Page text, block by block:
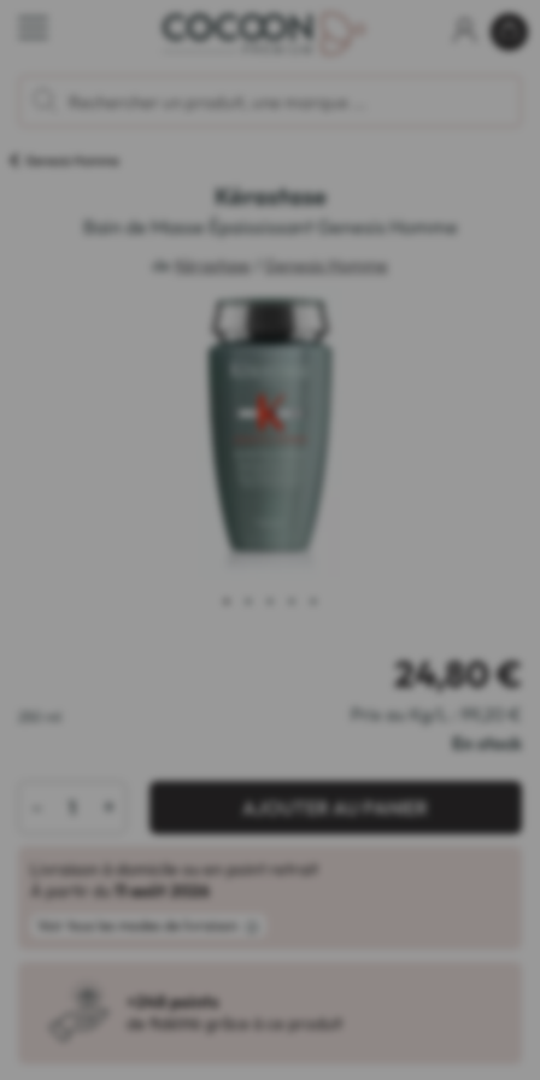
Genesis Homme
Kérastase
Bain de Masse Épaississant Genesis Homme
de Kérastase Genesis Homme
24,80€
Prix au Kg/L : 99,20 €
En stock
+ AJOUTER AU PANIER
Livraison à domicile ou en point retrait
À partir du
11 août 2026
Voir tous les modes de livraison
+248 points
de fidélité grâce à ce produit